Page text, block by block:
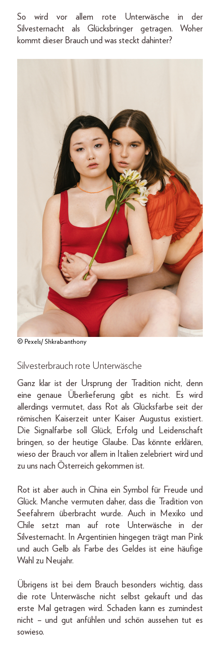
So wird vor allem rote Unterwäsche in der
Silvesternacht als Glücksbringer getragen. Woher
kommt dieser Brauch und was steckt dahinter?
© Pexels/ Shkrabanthony
Silvesterbrauch rote Unterwäsche
Ganz klar ist der Ursprung der Tradition nicht, denn
eine genaue Überlieferung gibt es nicht. Es wird
allerdings vermutet, dass Rot als Glücksfarbe seit der
römischen Kaiserzeit unter Kaiser Augustus existiert.
Die Signalfarbe soll Glück, Erfolg und Leidenschaft
bringen, so der heutige Glaube. Das könnte erklären,
wieso der Brauch vor allem in Italien zelebriert wird und
zu uns nach Österreich gekommen ist.
Rot ist aber auch in China ein Symbol für Freude und
Glück. Manche vermuten daher, dass die Tradition von
Seefahrern überbracht wurde. Auch in Mexiko und
Chile setzt man auf rote Unterwäsche in der
Silvesternacht. In Argentinien hingegen trägt man Pink
und auch Gelb als Farbe des Geldes ist eine häufige
Wahl zu Neujahr.
Übrigens ist bei dem Brauch besonders wichtig, dass
die rote Unterwäsche nicht selbst gekauft und das
erste Mal getragen wird. Schaden kann es zumindest
nicht – und gut anfühlen und schön aussehen tut es
sowieso.